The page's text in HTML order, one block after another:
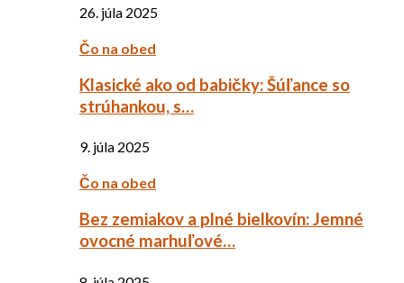
26. júla 2025
Čo na obed
Klasické ako od babičky: Šúľance so
strúhankou, s…
9. júla 2025
Čo na obed
Bez zemiakov a plné bielkovín: Jemné
ovocné marhuľové…